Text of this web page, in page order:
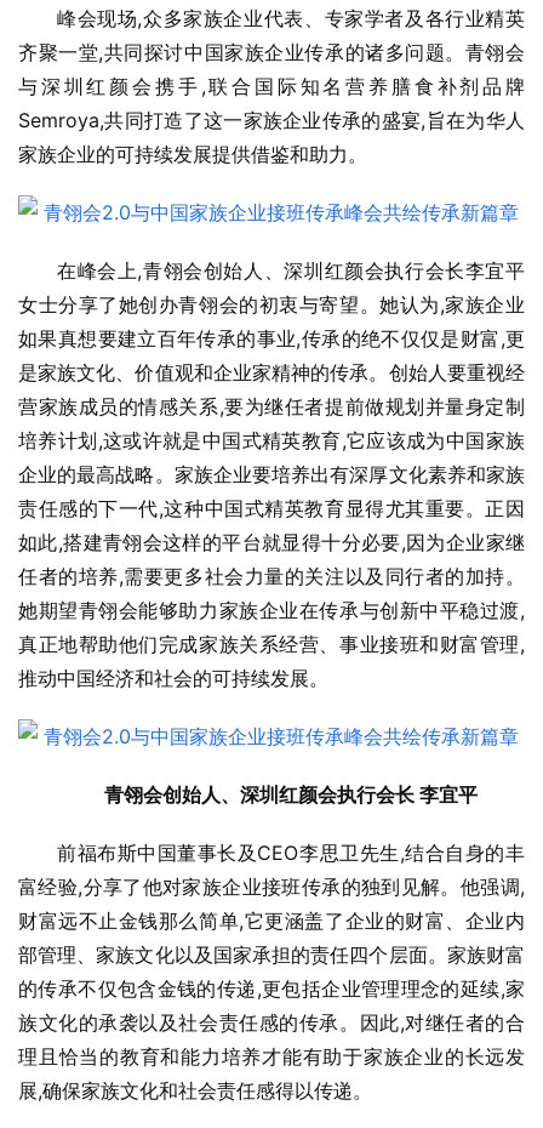
峰会现场,众多家族企业代表、专家学者及各行业精英
齐聚一堂,共同探讨中国家族企业传承的诸多问题。青翎会
与深圳红颜会携手,联合国际知名营养膳食补剂品牌
Semroya,共同打造了这一家族企业传承的盛宴,旨在为华人
家族企业的可持续发展提供借鉴和助力。
在峰会上,青翎会创始人、深圳红颜会执行会长李宜平
女士分享了她创办青翎会的初衷与寄望。她认为,家族企业
如果真想要建立百年传承的事业,传承的绝不仅仅是财富,更
是家族文化、价值观和企业家精神的传承。创始人要重视经
营家族成员的情感关系,要为继任者提前做规划并量身定制
培养计划,这或许就是中国式精英教育,它应该成为中国家族
企业的最高战略。家族企业要培养出有深厚文化素养和家族
责任感的下一代,这种中国式精英教育显得尤其重要。正因
如此,搭建青翎会这样的平台就显得十分必要,因为企业家继
任者的培养,需要更多社会力量的关注以及同行者的加持。
她期望青翎会能够助力家族企业在传承与创新中平稳过渡,
真正地帮助他们完成家族关系经营、事业接班和财富管理,
推动中国经济和社会的可持续发展。
青翎会创始人、深圳红颜会执行会长 李宜平
前福布斯中国董事长及CEO李思卫先生,结合自身的丰
富经验,分享了他对家族企业接班传承的独到见解。他强调,
财富远不止金钱那么简单,它更涵盖了企业的财富、企业内
部管理、家族文化以及国家承担的责任四个层面。家族财富
的传承不仅包含金钱的传递,更包括企业管理理念的延续,家
族文化的承袭以及社会责任感的传承。因此,对继任者的合
理且恰当的教育和能力培养才能有助于家族企业的长远发
展,确保家族文化和社会责任感得以传递。